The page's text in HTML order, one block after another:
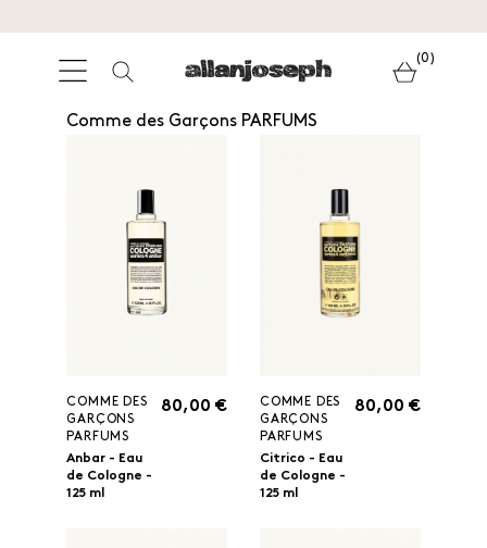
(0)
Comme des Garçons PARFUMS
COMME DES
GARÇONS
PARFUMS
Anbar - Eau
de Cologne -
125 ml
80,00 €
COMME DES
GARÇONS
PARFUMS
Citrico - Eau
de Cologne -
125 ml
80,00 €